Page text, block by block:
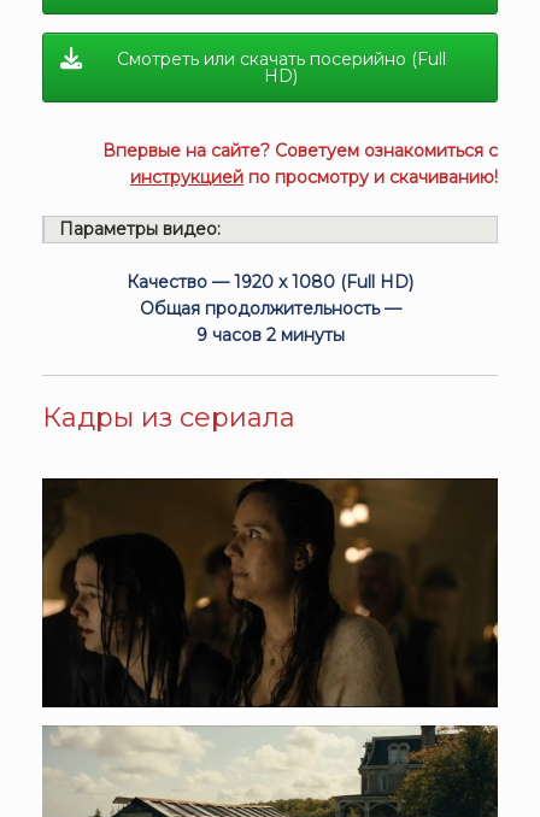
Смотреть или скачать посерийно (Full
HD)
Впервые на сайте? Советуем ознакомиться с
инструкцией по просмотру и скачиванию!
Параметры видео:
Качество — 1920 x 1080 (Full HD)
Общая продолжительность —
9 часов 2 минуты
Кадры из сериала